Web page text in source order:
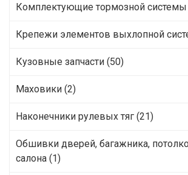
Комплектующие тормозной системы
Крепежи элементов выхлопной
Кузовные запчасти (50)
Маховики (2)
Наконечники рулевых тяг (21)
Обшивки дверей, багажника,
салона (1)